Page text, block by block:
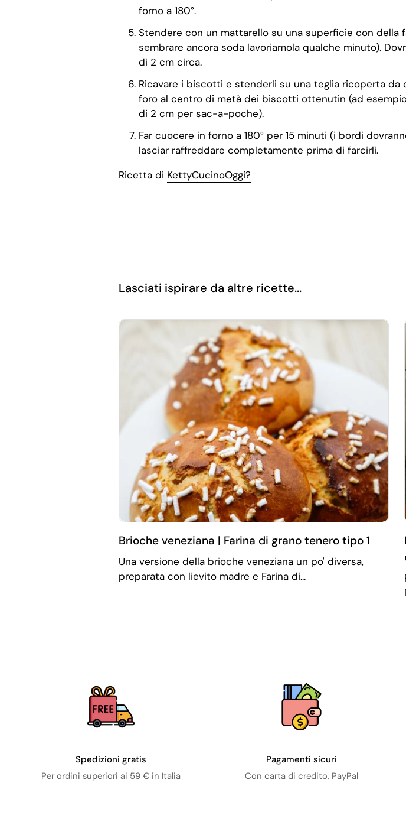
forno a 180°.
Stendere con un mattarello su una superficie con della
sembrare ancora soda lavoriamola qualche minuto).
di 2 cm circa.
Ricavare i biscotti e stenderli su una teglia ricoperta da
foro al centro di metà dei biscotti ottenutin (ad
di 2 cm per sac-a-poche).
Far cuocere in forno a 180° per 15 minuti (i bordi
lasciar raffreddare completamente prima di farcirli.
Ricetta di KettyCucinoOggi?
Lasciati ispirare da altre ricette...
Brioche veneziana | Farina di grano tenero tipo 1
Una versione della brioche veneziana un po' diversa,
preparata con lievito madre e Farina di...
Spedizioni gratis
Per ordini superiori ai 59 € in Italia
Pagamenti sicuri
Con carta di credito, PayPal